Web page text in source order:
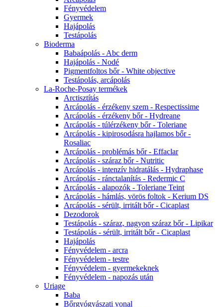
Fényvédelem
Gyermek
Hajápolás
Testápolás
Bioderma
Babaápolás - Abc derm
Hajápolás - Nodé
Pigmentfoltos bőr - White objective
Testápolás, arcápolás
La-Roche-Posay termékek
Arctisztítás
Arcápolás - érzékeny szem - Respectissime
Arcápolás - érzékeny bőr - Hydreane
Arcápolás - túlérzékeny bőr - Toleriane
Arcápolás - kipirosodásra hajlamos bőr -
Rosaliac
Arcápolás - problémás bőr - Effaclar
Arcápolás - száraz bőr - Nutritic
Arcápolás - intenzív hidratálás - Hydraphase
Arcápolás - ránctalanítás - Redermic C
Arcápolás - alapozók - Toleriane Teint
Arcápolás - hámlás, vörös foltok - Kerium DS
Arcápolás - sérült, irritált bőr - Cicaplast
Dezodorok
Testápolás - száraz, nagyon száraz bőr - Lipikar
Testápolás - sérült, irritált bőr - Cicaplast
Hajápolás
Fényvédelem - arcra
Fényvédelem - testre
Fényvédelem - gyermekeknek
Fényvédelem - napozás után
Uriage
Baba
Bőrgyógyászati vonal